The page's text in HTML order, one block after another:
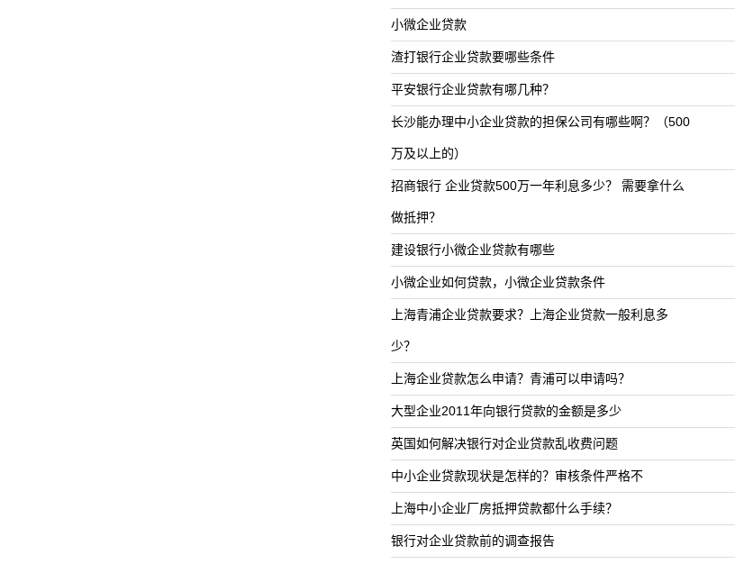
小微企业贷款
渣打银行企业贷款要哪些条件
平安银行企业贷款有哪几种？
长沙能办理中小企业贷款的担保公司有哪些啊？（500
万及以上的）
招商银行 企业贷款500万一年利息多少？ 需要拿什么
做抵押？
建设银行小微企业贷款有哪些
小微企业如何贷款，小微企业贷款条件
上海青浦企业贷款要求？上海企业贷款一般利息多
少？
上海企业贷款怎么申请？青浦可以申请吗？
大型企业2011年向银行贷款的金额是多少
英国如何解决银行对企业贷款乱收费问题
中小企业贷款现状是怎样的？审核条件严格不
上海中小企业厂房抵押贷款都什么手续？
银行对企业贷款前的调查报告